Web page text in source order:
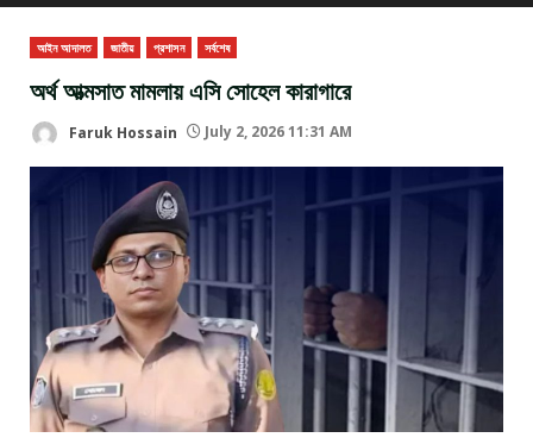
MENU
আইন আদালত জাতীয় প্রশাসন সর্বশেষ
অর্থ আত্মসাত মামলায় এসি সোহেল কারাগারে
Faruk Hossain July 2, 2026 11:31 AM